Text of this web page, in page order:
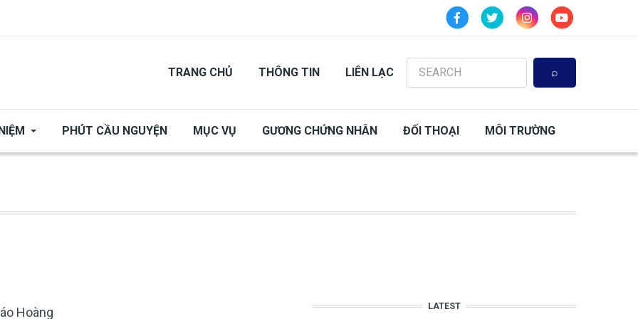
TRANG CHỦ THÔNG TIN LIÊN LẠC
Search
PHÚT CẦU NGUYỆN MỤC VỤ GƯƠNG CHỨNG NHÂN ĐỐI THOẠI MÔI TRƯỜNG
Hoàng LATEST